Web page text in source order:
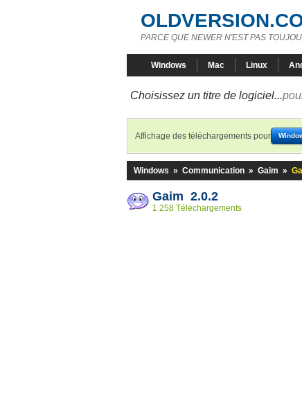
PARCE QUE NEWER N'EST PAS
Windows Mac Linux
Choisissez un titre de logiciel...
Affichage des téléchargements pour
Windows » Communication » Gaim »
Gaim 2.0.2
1 258 Téléchargements